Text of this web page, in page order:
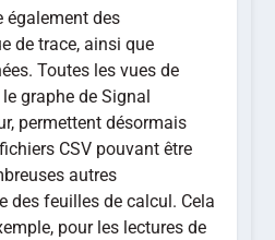
également des
de trace, ainsi que
Toutes les vues de
graphe de Signal
permettent désormais
CSV pouvant être
autres
des feuilles de calcul. Cela
pour les lectures de